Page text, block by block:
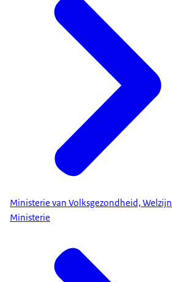
Ministerie van Volksgezondheid,
Ministerie